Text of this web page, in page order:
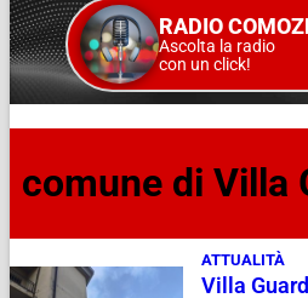
RADIO
Ascolta la radio
con un click!
comune di Villa
ATTUALITÀ
Villa